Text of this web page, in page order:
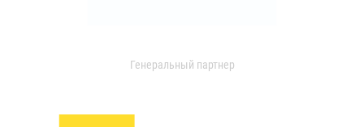
Генеральный партнер